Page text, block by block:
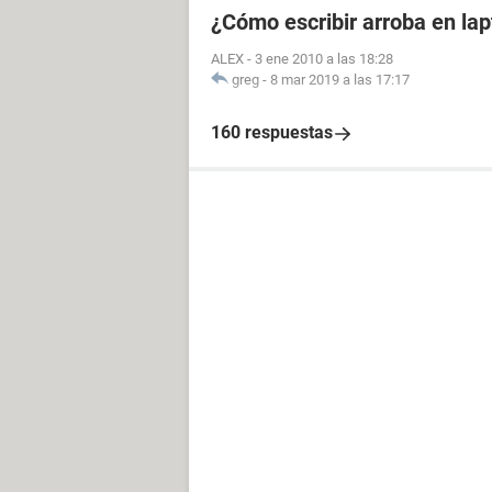
¿Cómo escribir arroba en
ALEX - 3 ene 2010 a las 18:28
greg - 8 mar 2019 a las 17:17
160 respuestas